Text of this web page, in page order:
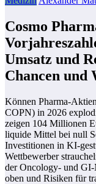
Cosmo
Umsatz und
Chancen und
Können Pharma-
COPN) in 2026
zeigen 104 Millionen
liquide Mittel bei null
Investitionen in KI-
Wettbewerber
der Oncology- und
oben und Risiken für